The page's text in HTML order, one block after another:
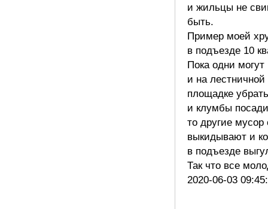
и жильцы не
быть.
Пример моей
в подъезде 10
Пока одни могут
и на лестничной
площадке
и клумбы
то другие мусор
выкидывают и
в подъезде
Так что все
2020-06-03